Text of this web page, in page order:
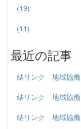
(19)
(11)
最近の記事
結リンク 地域協
結リンク 地域協
結リンク 地域協